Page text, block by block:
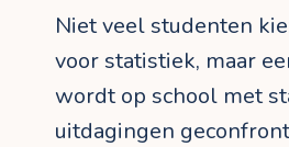
Niet veel studenten
voor statistiek, maar
wordt op school met
uitdagingen